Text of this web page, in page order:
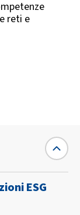
reti e
ESG